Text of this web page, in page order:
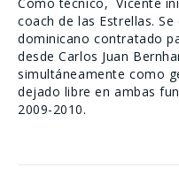
coach de las Estrellas.
dominicano contratado
desde Carlos Juan
simultáneamente como
dejado libre en ambas
2009-2010.